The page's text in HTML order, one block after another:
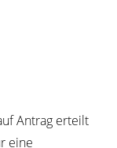
Antrag erteilt
eine